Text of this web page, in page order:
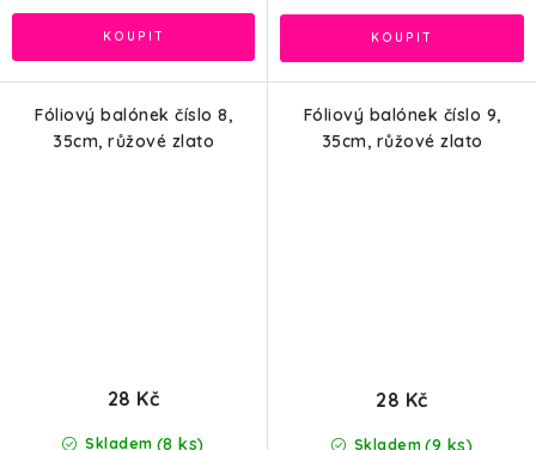
Fóliový balónek číslo 8,
35cm, růžové zlato
Skladem (8 ks)
28 Kč
Fóliový balónek číslo 9,
35cm, růžové zlato
Skladem (9 ks)
28 Kč